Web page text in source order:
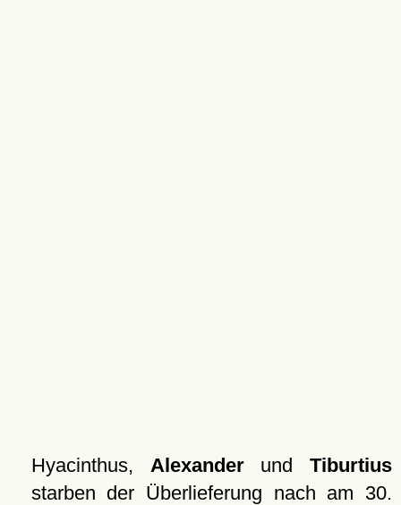
Hyacinthus, AlexanderundTiburtius
starben der Überlieferung nach am 30.